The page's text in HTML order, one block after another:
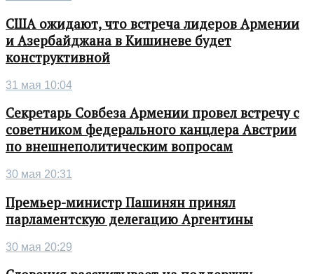
США ожидают, что встреча лидеров Армении
и Азербайджана в Кишиневе будет
конструктивной
31 мая 10:04
Секретарь Совбеза Армении провел встречу с
советником федерального канцлера Австрии
по внешнеполитическим вопросам
30 мая 20:31
Премьер-министр Пашинян принял
парламентскую делегацию Аргентины
30 мая 20:29